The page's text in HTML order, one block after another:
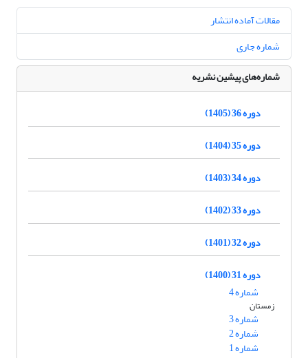
مقالات آماده انتشار
شماره جاری
شماره‌های پیشین نشریه
دوره 36 (1405)
دوره 35 (1404)
دوره 34 (1403)
دوره 33 (1402)
دوره 32 (1401)
دوره 31 (1400)
شماره 4
زمستان
شماره 3
شماره 2
شماره 1